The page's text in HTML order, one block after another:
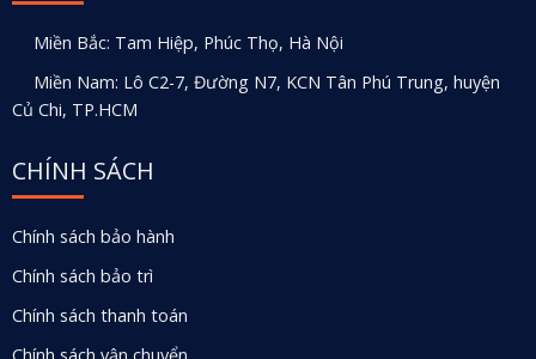
Miền Bắc: Tam Hiệp, Phúc Thọ, Hà Nội
Miền Nam: Lô C2-7, Đường N7, KCN Tân Phú Trung, huyện
Củ Chi, TP.HCM
CHÍNH SÁCH
Chính sách bảo hành
Chính sách bảo trì
Chính sách thanh toán